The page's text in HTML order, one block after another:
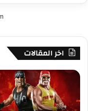
اخر المقالات